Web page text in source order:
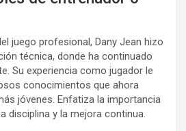
juego profesional, Dany Jean hizo
técnica, donde ha continuado
Su experiencia como jugador le
conocimientos que ahora
jóvenes. Enfatiza la importancia
disciplina y la mejora continua.